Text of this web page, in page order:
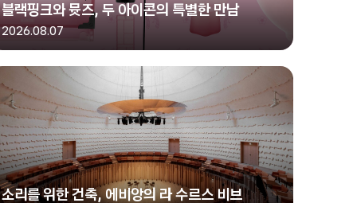
블랙핑크와 뮷즈, 두 아이콘의 특별한 만남
2026.08.07
소리를 위한 건축, 에비앙의 라 수르스 비브